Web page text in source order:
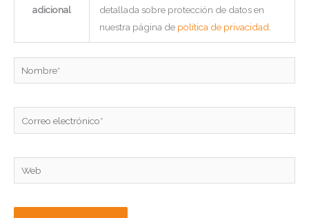
adicional
detallada sobre protección de datos en
nuestra página de política de privacidad.
Nombre*
electrónico*